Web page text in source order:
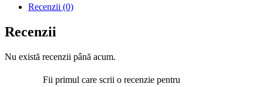
Recenzii (0)
Recenzii
Nu există recenzii până acum.
Fii primul care scrii o recenzie pentru